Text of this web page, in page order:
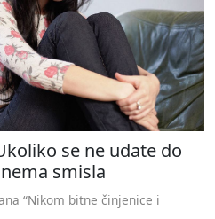
se ne udate do
smisla
“Nikom bitne činjenice i